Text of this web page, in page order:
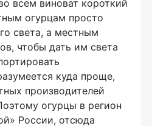
всем виноват короткий
огурцам просто
света, а местным
чтобы дать им света
куда проще,
производителей
огурцы в регион
России, отсюда